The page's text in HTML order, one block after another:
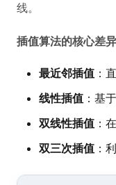
线。
插值算法的核心差异
最近邻插值 ：
线性插值 ：基
双线性插值 ：
双三次插值 ：